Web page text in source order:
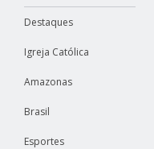
Destaques
Igreja Católica
Amazonas
Brasil
Esportes